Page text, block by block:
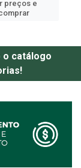
preços e
o catálogo